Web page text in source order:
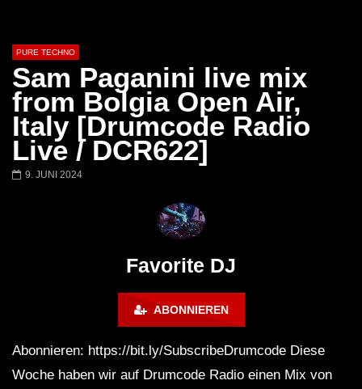
Später
01:31:35
Miss Djax – Cherry Moon –
Lokeren Belgium (1996)
01:53:01
PURE TECHNO
Sam Paganini live mix
from Bolgia Open Air,
Italy [Drumcode Radio
Live / DCR622]
9. JUNI 2024
Favorite DJ
ABONNIEREN
Abonnieren: https://bit.ly/SubscribeDrumcode Diese
Woche haben wir auf Drumcode Radio einen Mix von